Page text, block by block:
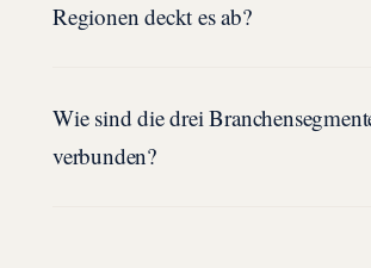
Regionen deckt es ab?
Wie sind die drei
verbunden?